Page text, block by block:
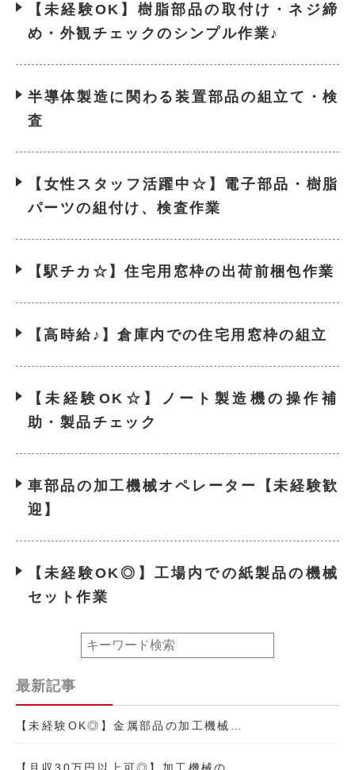
【未経験OK】樹脂部品の取付け・ネジ締
め・外観チェックのシンプル作業♪
半導体製造に関わる装置部品の組立て・検
査
【女性スタッフ活躍中☆】電子部品・樹脂
パーツの組付け、検査作業
【駅チカ☆】住宅用窓枠の出荷前梱包作業
【高時給♪】倉庫内での住宅用窓枠の組立
【未経験OK☆】ノート製造機の操作補
助・製品チェック
車部品の加工機械オペレーター【未経験歓
迎】
【未経験OK◎】工場内での紙製品の機械
セット作業
最新記事
【未経験OK◎】金属部品の加工機械…
【月収30万円以上可◎】加工機械の…